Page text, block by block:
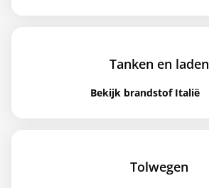
Tanken en laden
Bekijk brandstof Italië
Tolwegen